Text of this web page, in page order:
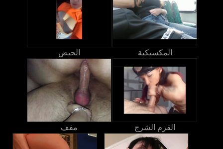
الحيض المكسيكية
مفف القزم الشرج